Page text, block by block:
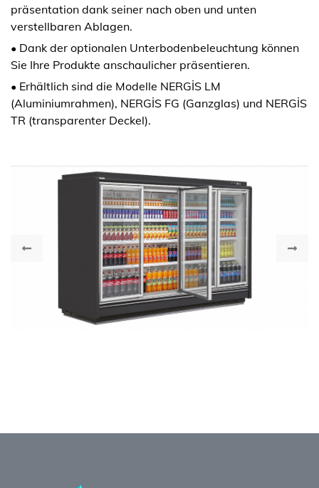
präsentation dank seiner nach oben und unten
verstellbaren Ablagen.
• Dank der optionalen Unterbodenbeleuchtung können
Sie Ihre Produkte anschaulicher präsentieren.
• Erhältlich sind die Modelle NERGİS LM
(Aluminiumrahmen), NERGİS FG (Ganzglas) und NERGİS
TR (transparenter Deckel).